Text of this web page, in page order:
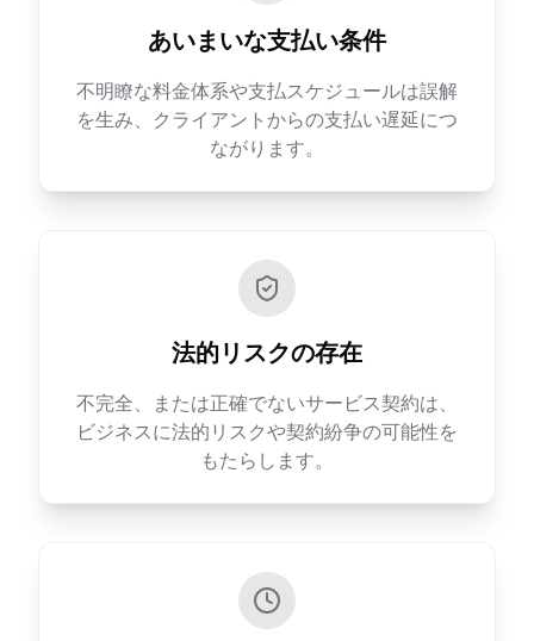
あいまいな支払い条件
不明瞭な料金体系や支払スケジュールは誤解
を生み、クライアントからの支払い遅延につ
ながります。
法的リスクの存在
不完全、または正確でないサービス契約は、
ビジネスに法的リスクや契約紛争の可能性を
もたらします。